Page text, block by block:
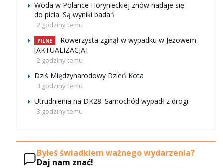
Woda w Polance Horynieckiej znów nadaje się
do picia. Są wyniki badań
2 godziny temu
PILNE
Rowerzysta zginął w wypadku w Jeżowem
[AKTUALIZACJA]
2 godziny temu
Dziś Międzynarodowy Dzień Kota
3 godziny temu
Utrudnienia na DK28. Samochód wypadł z drogi
3 godziny temu
Byłeś świadkiem ważnego wydarzenia?
Daj nam znać!